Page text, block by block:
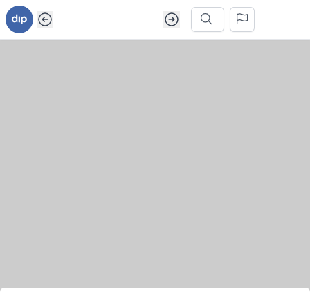
Ga naar inhoud van webarchief
Zoek in dit webarchief